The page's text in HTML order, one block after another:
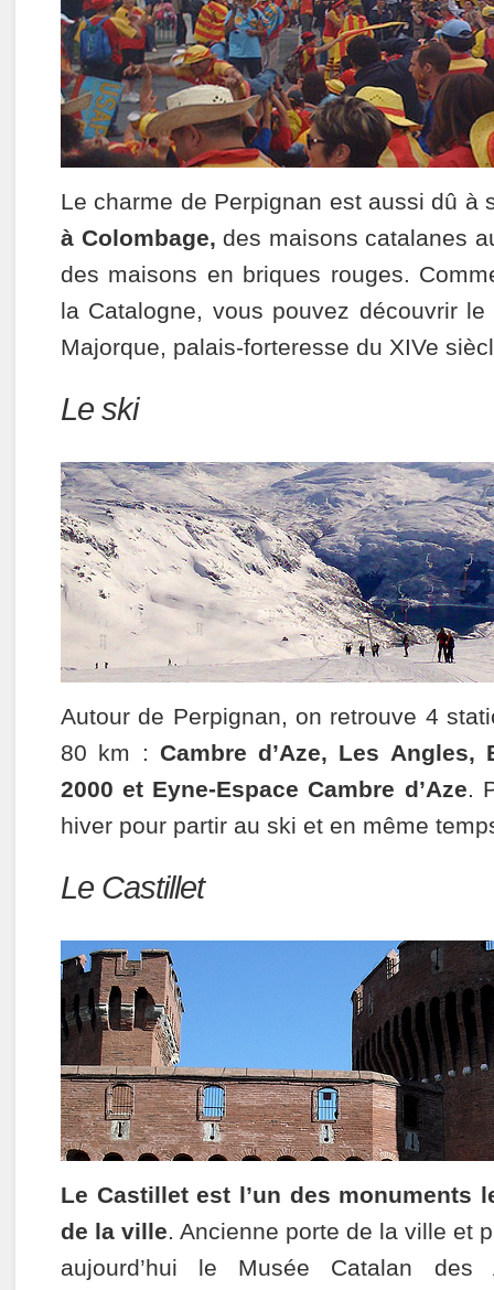
Le charme de Perpignan est aussi dû à
à Colombage, des maisons catalanes
des maisons en briques rouges.
la Catalogne, vous pouvez découvrir
Majorque, palais-forteresse du XIVe
Le ski
Autour de Perpignan, on retrouve 4
80 km : Cambre d’Aze, Les Angles,
2000 et Eyne-Espace Cambre d’Aze.
hiver pour partir au ski et en même
Le Castillet
Le Castillet est l’un des monuments
de la ville. Ancienne porte de la ville et
aujourd’hui le Musée Catalan des